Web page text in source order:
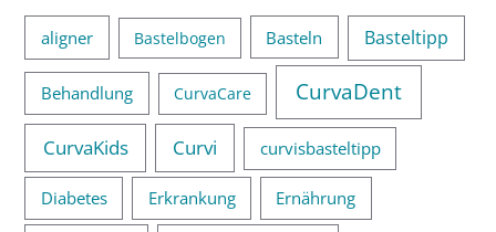
aligner Bastelbogen Basteln Basteltipp
Behandlung CurvaCare CurvaDent
CurvaKids Curvi curvisbasteltipp
Diabetes Erkrankung Ernährung